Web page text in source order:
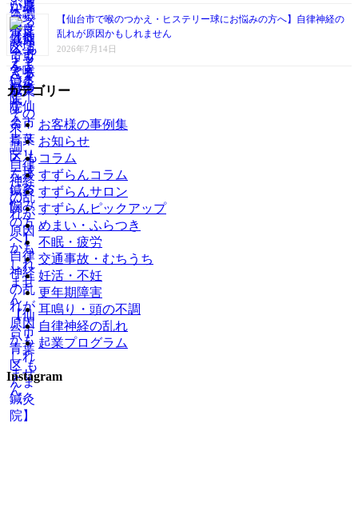
【仙台市で喉のつかえ・ヒステリー球にお悩みの方へ】自律神経の
乱れが原因かもしれません
2026年7月14日
カテゴリー
お客様の事例集
お知らせ
コラム
すずらんコラム
すずらんサロン
すずらんピックアップ
めまい・ふらつき
不眠・疲労
交通事故・むちうち
妊活・不妊
更年期障害
耳鳴り・頭の不調
自律神経の乱れ
起業プログラム
Instagram